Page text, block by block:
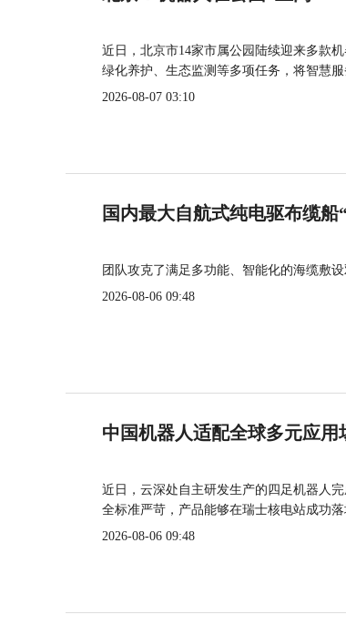
近日，北京市14家市属公园陆续迎来多款
绿化养护、生态监测等多项任务，将智慧服
2026-08-07 03:10
国内最大自航式纯电驱布缆船
团队攻克了满足多功能、智能化的海缆敷
2026-08-06 09:48
中国机器人适配全球多元应用
近日，云深处自主研发生产的四足机器人
全标准严苛，产品能够在瑞士核电站成功
2026-08-06 09:48